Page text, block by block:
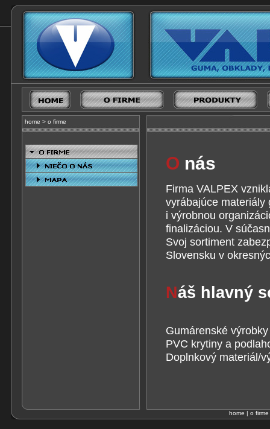
home > o firme
O nás
Firma VALPEX
vyrábajúce materiály
i výrobnou
finalizáciou. V
Svoj sortiment
Slovensku v
Náš hlavný
Gumárenské výrobky
PVC krytiny a
Doplnkový materiál/
home | o firme